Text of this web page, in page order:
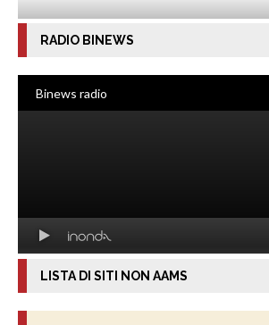
RADIO BINEWS
LISTA DI SITI NON AAMS